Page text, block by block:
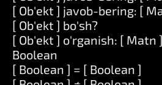
[ Ob'ekt ] javob-bering: [
[ Ob'ekt ] bo'sh?
[ Ob'ekt ] o'rganish: [ Matn
Boolean
[ Boolean ] = [ Boolean ]